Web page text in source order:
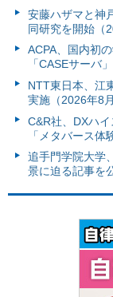
安藤ハザマと神
同研究を開始（
ACPA、国内初
「CASEサーバ
NTT東日本、江
実施（2026年8月
C&R社、DXハ
「メタバース体
追手門学院大学
景に迫る記事を